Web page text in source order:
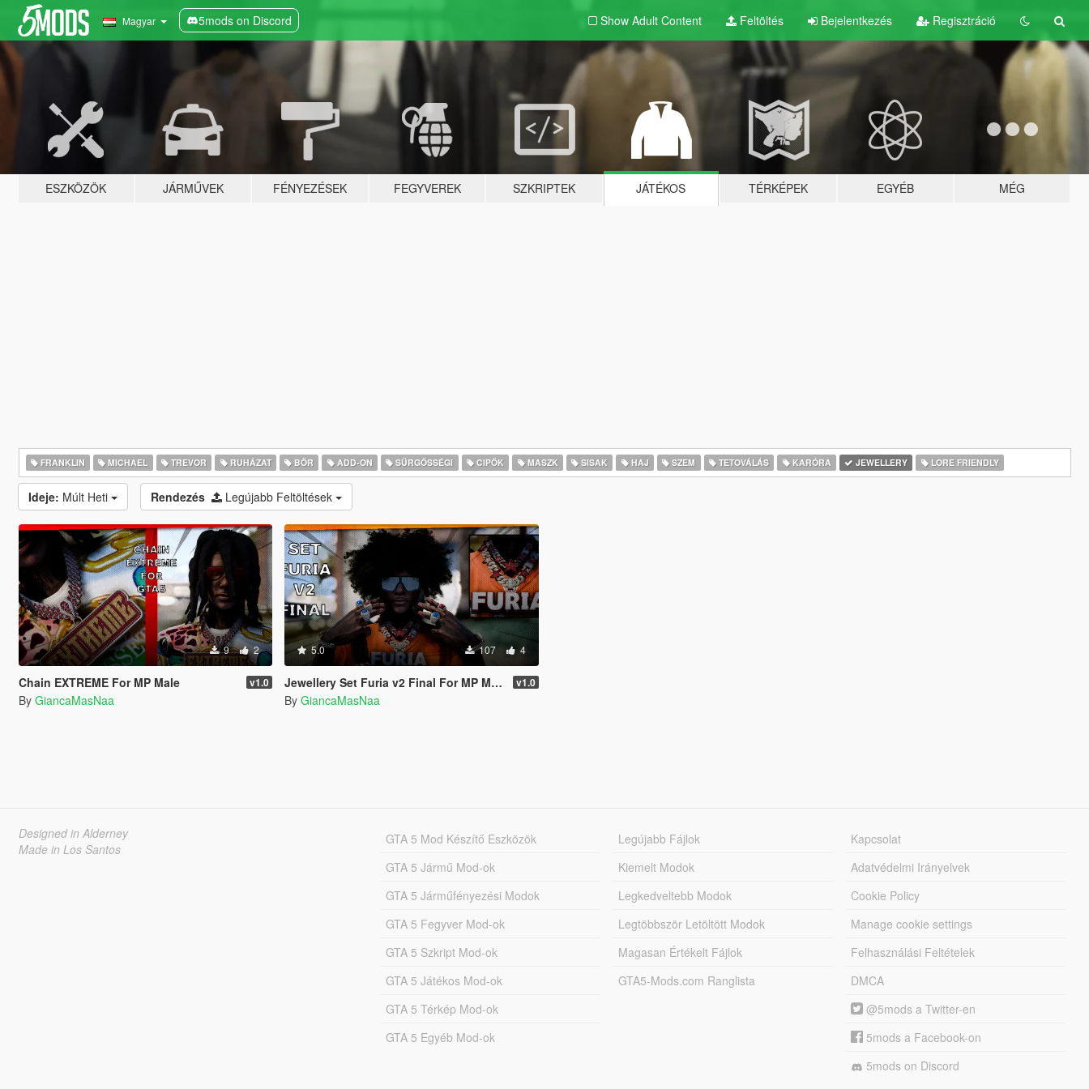
Magyar 5mods on Discord Show Adult Content Feltöltés Bejelentkezés Regisztráció
ESZKÖZÖK JÁRMŰVEK FÉNYEZÉSEK FEGYVEREK SZKRIPTEK JÁTÉKOS TÉRKÉPEK EGYÉB MÉG
FRANKLIN MICHAEL TREVOR RUHÁZAT BŐR ADD-ON SŰRGŐSSÉGI CIPŐK MASZK SISAK HAJ SZEM TETOVÁLÁS KARÓRA JEWELLERY LORE FRIENDLY
Ideje: Múlt Heti Rendezés Legújabb Feltöltések
9 2
Chain EXTREME For MP Male v1.0
By GiancaMasNaa
5.0 107 4
Jewellery Set Furia v2 Final For MP Male v1.0
By GiancaMasNaa
Designed in Alderney
Made in Los Santos
GTA 5 Mod Készítő Eszközök
GTA 5 Jármű Mod-ok
GTA 5 Járműfényezési Modok
GTA 5 Fegyver Mod-ok
GTA 5 Szkript Mod-ok
GTA 5 Játékos Mod-ok
GTA 5 Térkép Mod-ok
GTA 5 Egyéb Mod-ok
Legújabb Fájlok
Kiemelt Modok
Legkedveltebb Modok
Legtöbbször Letöltött Modok
Magasan Értékelt Fájlok
GTA5-Mods.com Ranglista
Kapcsolat
Adatvédelmi Irányelvek
Cookie Policy
Manage cookie settings
Felhasználási Feltételek
DMCA
@5mods a Twitter-en
5mods a Facebook-on
5mods on Discord